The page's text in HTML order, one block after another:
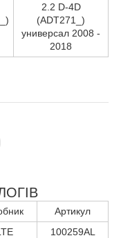
2.2 D-4D
(ADT271_)
универсал 2008 -
2018
Артикул
100259AL